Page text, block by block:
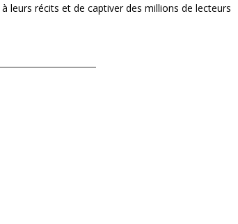
leurs récits et de captiver des millions de lecteurs